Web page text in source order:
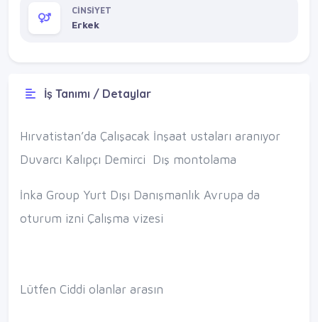
CİNSİYET
Erkek
İş Tanımı / Detaylar
Hırvatistan’da Çalışacak İnşaat ustaları aranıyor
Duvarcı Kalıpçı Demirci Dış montolama
İnka Group Yurt Dışı Danışmanlık Avrupa da
oturum izni Çalışma vizesi
Lütfen Ciddi olanlar arasın